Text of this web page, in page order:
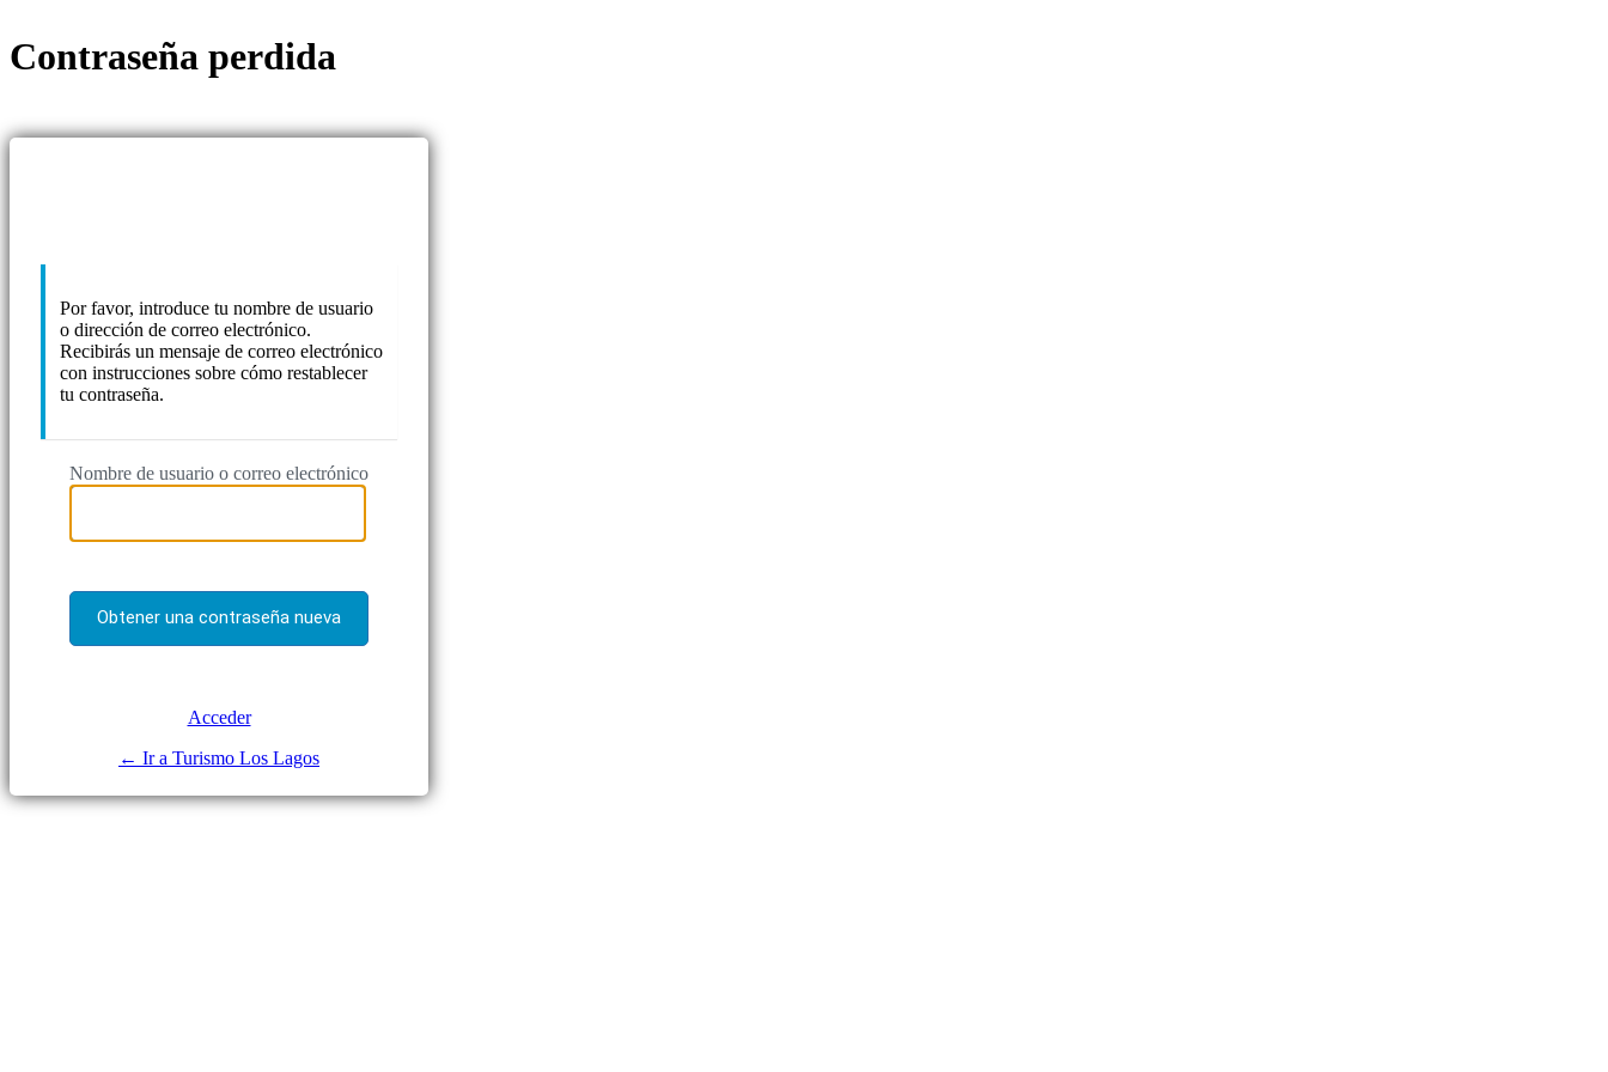
Contraseña perdida
Por favor, introduce tu nombre de usuario
o dirección de correo electrónico.
Recibirás un mensaje de correo electrónico
con instrucciones sobre cómo restablecer
tu contraseña.
Nombre de usuario o correo electrónico
Acceder
← Ir a Turismo Los Lagos